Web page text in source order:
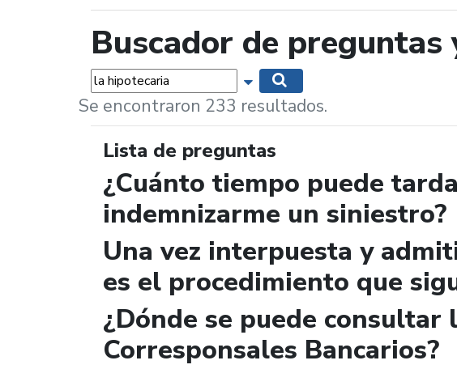
Buscador de preguntas
Palabras... Mostrar opciones de búsqueda
Se encontraron 233 resultados.
Lista de preguntas
¿Cuánto tiempo puede
indemnizarme un siniestro?
Una vez interpuesta y
es el procedimiento que
¿Dónde se puede
Corresponsales Bancarios?